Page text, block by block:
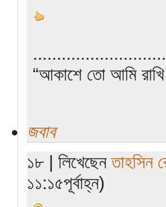
“আকাশে তো আমি রাখি
জবাব
১৮ | লিখেছেনতাহসিন
১১:১৫পূর্বাহ্ন)